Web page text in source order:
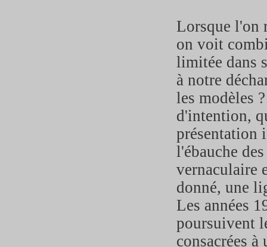
Lorsque l'on
on voit
limitée dans
à notre
les modèles
d'intention,
présentation
l'ébauche
vernaculaire
donné, une
Les années
poursuivent
consacrées